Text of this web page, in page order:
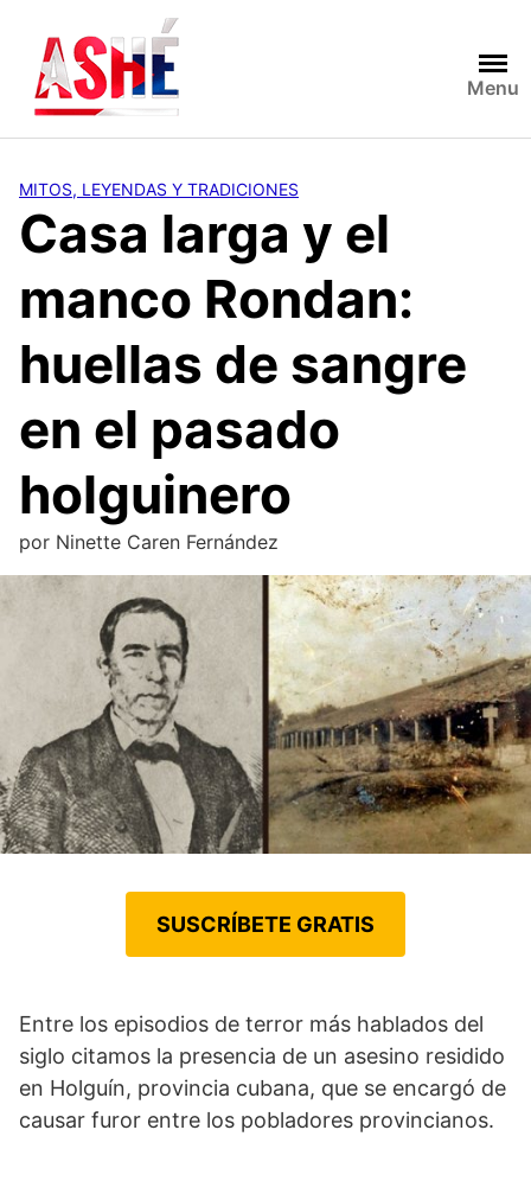
contenido
Menu
MITOS, LEYENDAS Y TRADICIONES
Casa larga y el
manco Rondan:
huellas de sangre
en el pasado
holguinero
por Ninette Caren Fernández
SUSCRÍBETE GRATIS
Entre los episodios de terror más hablados del
siglo citamos la presencia de un asesino residido
en Holguín, provincia cubana, que se encargó de
causar furor entre los pobladores provincianos.